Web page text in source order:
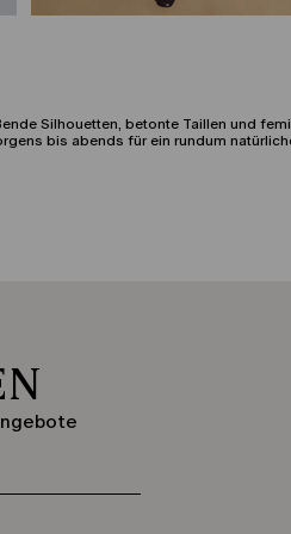
Silhouetten, betonte Taillen und
bis abends für ein rundum
Qualitäten bringen Bewegung
jeden Moment das passende
Farben der Saison und raffinierte